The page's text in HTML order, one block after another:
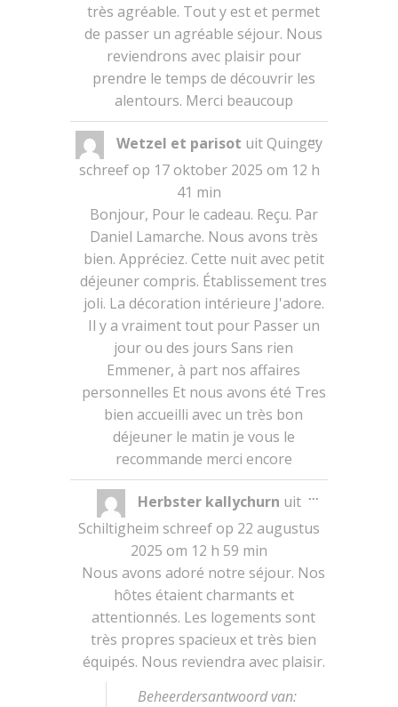
très agréable. Tout y est et permet
de passer un agréable séjour. Nous
reviendrons avec plaisir pour
prendre le temps de découvrir les
alentours. Merci beaucoup
Wetzel et parisot uitQuingey
schreef op 17 oktober 2025 om 12 h
41 min
Bonjour, Pour le cadeau. Reçu. Par
Daniel Lamarche. Nous avons très
bien. Appréciez. Cette nuit avec petit
déjeuner compris. Établissement tres
joli. La décoration intérieure J'adore.
Il y a vraiment tout pour Passer un
jour ou des jours Sans rien
Emmener, à part nos affaires
personnelles Et nous avons été Tres
bien accueilli avec un très bon
déjeuner le matin je vous le
recommande merci encore
...
deze
Herbster kallychurn uit
Schiltigheim schreef op 22 augustus
2025 om 12 h 59 min
Nous avons adoré notre séjour. Nos
hôtes étaient charmants et
attentionnés. Les logements sont
très propres spacieux et très bien
équipés. Nous reviendra avec plaisir.
Beheerdersantwoord van:
...